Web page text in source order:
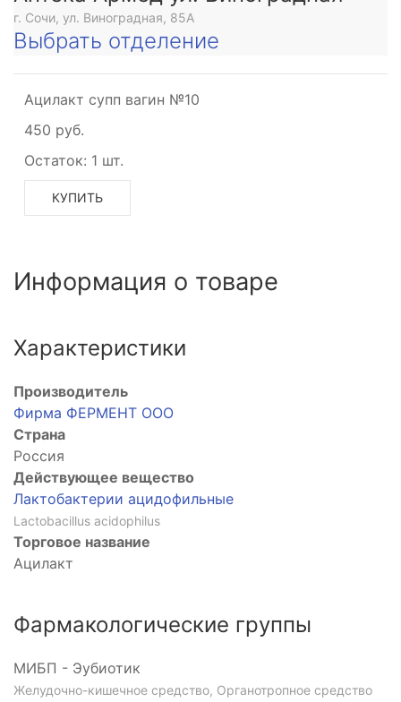
г. Сочи, ул. Виноградная, 85А
Выбрать отделение
Ацилакт супп вагин №10
450 руб.
Остаток: 1 шт.
КУПИТЬ
Информация о товаре
Характеристики
Производитель
Фирма ФЕРМЕНТ ООО
Страна
Россия
Действующее вещество
Лактобактерии ацидофильные
Lactobacillus acidophilus
Торговое название
Ацилакт
Фармакологические группы
МИБП - Эубиотик
Желудочно-кишечное средство, Органотропное средство